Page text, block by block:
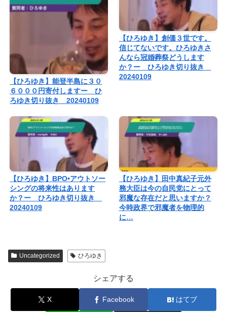
【ひろゆき】能登半島に３０
６０００円寄付しますー ひ
ろゆき切り抜き 20240109
【ひろゆき】創価３世です。
信じてないです。ひろゆきさ
んなら冠婚葬祭どうします
か？ー ひろゆき切り抜き
20240109
【ひろゆき】BPO•アウトソー
シングの将来性はあります
か？ー ひろゆき切り抜き
20240109
【ひろゆき】田中真紀子元外
務大臣は今の自民党にとって
邪魔な存在だと思いますか？
今時政界で邪魔者を物理的
に…
Uncategorized ひろゆき
シェアする
X Facebook はてブ